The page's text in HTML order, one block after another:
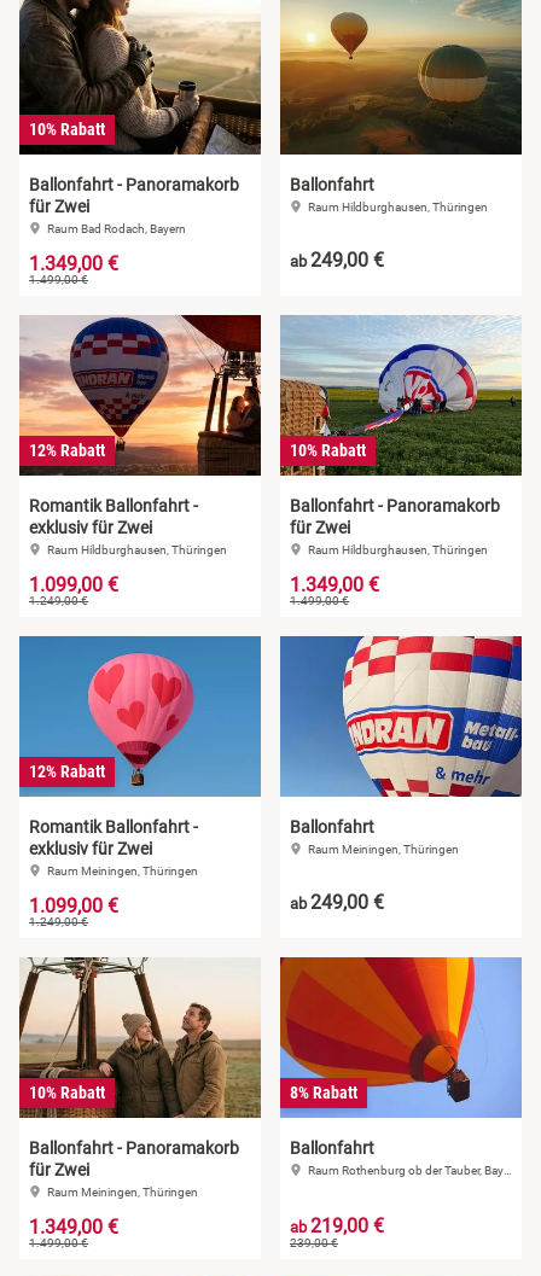
10% Rabatt
Ballonfahrt - Panoramakorb
für Zwei
Raum Bad Rodach, Bayern
1.349,00 €
1.499,00 €
Ballonfahrt
Raum Hildburghausen, Thüringen
ab249,00 €
12% Rabatt
Romantik Ballonfahrt -
exklusiv für Zwei
Raum Hildburghausen, Thüringen
1.099,00 €
1.249,00 €
10% Rabatt
Ballonfahrt - Panoramakorb
für Zwei
Raum Hildburghausen, Thüringen
1.349,00 €
1.499,00 €
12% Rabatt
Romantik Ballonfahrt -
exklusiv für Zwei
Raum Meiningen, Thüringen
1.099,00 €
1.249,00 €
Ballonfahrt
Raum Meiningen, Thüringen
ab249,00 €
10% Rabatt
Ballonfahrt - Panoramakorb
für Zwei
Raum Meiningen, Thüringen
1.349,00 €
1.499,00 €
8% Rabatt
Ballonfahrt
Raum Rothenburg ob der Tauber, Bayern
ab219,00 €
239,00 €